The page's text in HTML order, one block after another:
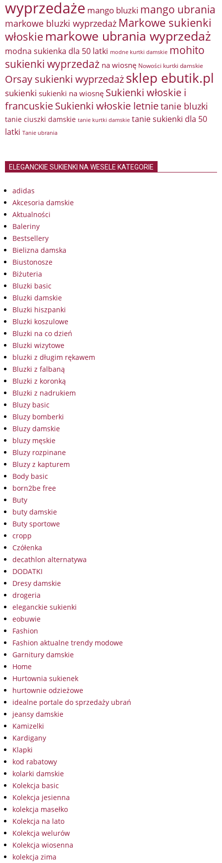
wyprzedaże mango bluzki mango ubrania
markowe bluzki wyprzedaż Markowe sukienki
włoskie markowe ubrania wyprzedaż
modna sukienka dla 50 latki modne kurtki damskie mohito
sukienki wyprzedaż na wiosnę Nowości kurtki damskie
Orsay sukienki wyprzedażsklep ebutik.pl
sukienki sukienki na wiosnę Sukienki włoskie i
francuskieSukienki włoskie letnietanie bluzki
tanie ciuszki damskie tanie kurtki damskie tanie sukienki dla 50
latki Tanie ubrania
ELEGANCKIE SUKIENKI NA WESELE KATEGORIE
adidas
Akcesoria damskie
Aktualności
Baleriny
Bestsellery
Bielizna damska
Biustonosze
Biżuteria
Bluzki basic
Bluzki damskie
Bluzki hiszpanki
Bluzki koszulowe
Bluzki na co dzień
Bluzki wizytowe
bluzki z długim rękawem
Bluzki z falbaną
Bluzki z koronką
Bluzki z nadrukiem
Bluzy basic
Bluzy bomberki
Bluzy damskie
bluzy męskie
Bluzy rozpinane
Bluzy z kapturem
Body basic
born2be free
Buty
buty damskie
Buty sportowe
cropp
Czółenka
decathlon alternatywa
DODATKI
Dresy damskie
drogeria
eleganckie sukienki
eobuwie
Fashion
Fashion aktualne trendy modowe
Garnitury damskie
Home
Hurtownia sukienek
hurtownie odzieżowe
idealne portale do sprzedaży ubrań
jeansy damskie
Kamizelki
Kardigany
Klapki
kod rabatowy
kolarki damskie
Kolekcja basic
Kolekcja jesienna
kolekcja masełko
Kolekcja na lato
Kolekcja welurów
Kolekcja wiosenna
kolekcja zima